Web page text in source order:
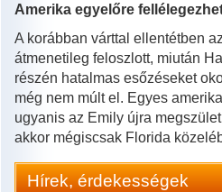
Amerika egyelőre
A korábban várttal ellentétben
átmenetileg feloszlott, miután
részén hatalmas esőzéseket
még nem múlt el. Egyes
ugyanis az Emily újra
akkor mégiscsak Florida
Hírek, érdekességek